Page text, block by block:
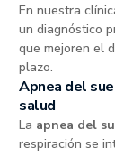
En nuestra
un diagnóstico
que mejoren el
plazo.
Apnea del
salud
La apnea del
respiración se